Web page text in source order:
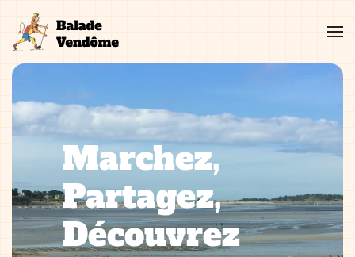
contenu
Marchez,
Partagez,
Découvrez